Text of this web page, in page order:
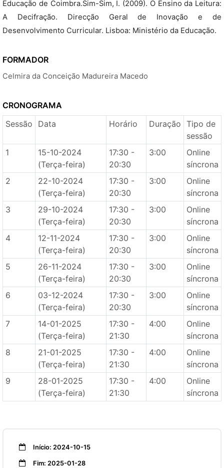
Educação de Coimbra.Sim-Sim, I. (2009). O Ensino da Leitura:
A Decifração. Direcção Geral de Inovação e de
Desenvolvimento Curricular. Lisboa: Ministério da Educação.
FORMADOR
Celmira da Conceição Madureira Macedo
CRONOGRAMA
Sessão
Data Horário Duração Tipo de
sessão
1
15-10-2024
(Terça-feira)
17:30 -
20:30
3:00
Online
síncrona
2
22-10-2024
(Terça-feira)
17:30 -
20:30
3:00
Online
síncrona
3
29-10-2024
(Terça-feira)
17:30 -
20:30
3:00
Online
síncrona
4
12-11-2024
(Terça-feira)
17:30 -
20:30
3:00
Online
síncrona
5
26-11-2024
(Terça-feira)
17:30 -
20:30
3:00
Online
síncrona
6
03-12-2024
(Terça-feira)
17:30 -
20:30
3:00
Online
síncrona
7
14-01-2025
(Terça-feira)
17:30 -
21:30
4:00
Online
síncrona
8
21-01-2025
(Terça-feira)
17:30 -
21:30
4:00
Online
síncrona
9
28-01-2025
(Terça-feira)
17:30 -
21:30
4:00
Online
síncrona
Início: 2024-10-15
Fim: 2025-01-28